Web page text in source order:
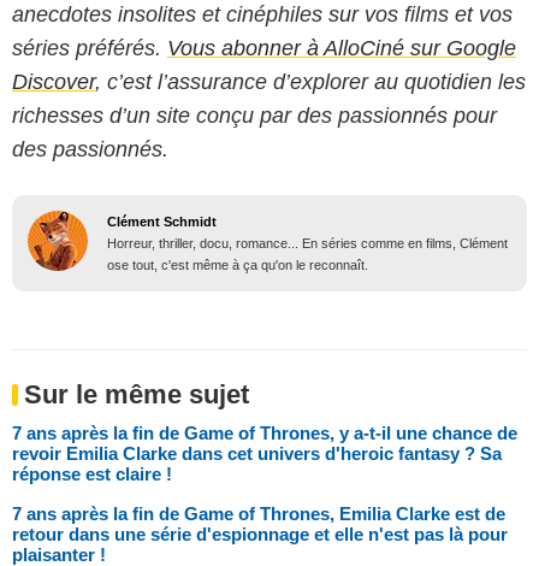
anecdotes insolites et cinéphiles sur vos films et vos
séries préférés. Vous abonner à AlloCiné sur Google
Discover, c’est l’assurance d’explorer au quotidien les
richesses d’un site conçu par des passionnés pour
des passionnés.
Clément Schmidt
Horreur, thriller, docu, romance... En séries comme en films, Clément
ose tout, c'est même à ça qu'on le reconnaît.
Sur le même sujet
7 ans après la fin de Game of Thrones, y a-t-il une chance de
revoir Emilia Clarke dans cet univers d'heroic fantasy ? Sa
réponse est claire !
7 ans après la fin de Game of Thrones, Emilia Clarke est de
retour dans une série d'espionnage et elle n'est pas là pour
plaisanter !